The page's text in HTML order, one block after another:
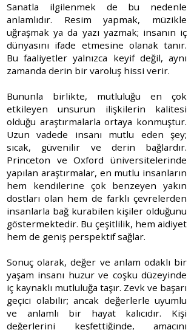
Sanatla ilgilenmek de bu nedenle
anlamlıdır. Resim yapmak, müzikle
uğraşmak ya da yazı yazmak; insanın iç
dünyasını ifade etmesine olanak tanır.
Bu faaliyetler yalnızca keyif değil, aynı
zamanda derin bir varoluş hissi verir.
Bununla birlikte, mutluluğu en çok
etkileyen unsurun ilişkilerin kalitesi
olduğu araştırmalarla ortaya konmuştur.
Uzun vadede insanı mutlu eden şey;
sıcak, güvenilir ve derin bağlardır.
Princeton ve Oxford üniversitelerinde
yapılan araştırmalar, en mutlu insanların
hem kendilerine çok benzeyen yakın
dostları olan hem de farklı çevrelerden
insanlarla bağ kurabilen kişiler olduğunu
göstermektedir. Bu çeşitlilik, hem aidiyet
hem de geniş perspektif sağlar.
Sonuç olarak, değer ve anlam odaklı bir
yaşam insanı huzur ve coşku düzeyinde
iç kaynaklı mutluluğa taşır. Zevk ve başarı
geçici olabilir; ancak değerlerle uyumlu
ve anlamlı bir hayat kalıcıdır. Kişi
değerlerini keşfettiğinde, amacını